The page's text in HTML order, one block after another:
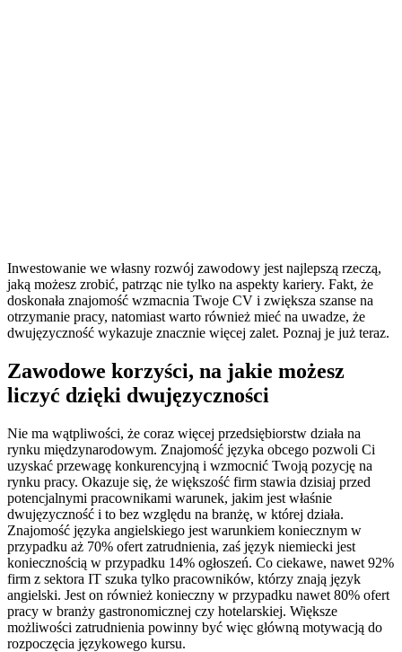
Inwestowanie we własny rozwój zawodowy jest najlepszą rzeczą,
jaką możesz zrobić, patrząc nie tylko na aspekty kariery. Fakt, że
doskonała znajomość wzmacnia Twoje CV i zwiększa szanse na
otrzymanie pracy, natomiast warto również mieć na uwadze, że
dwujęzyczność wykazuje znacznie więcej zalet. Poznaj je już teraz.
Zawodowe korzyści, na jakie możesz
liczyć dzięki dwujęzyczności
Nie ma wątpliwości, że coraz więcej przedsiębiorstw działa na
rynku międzynarodowym. Znajomość języka obcego pozwoli Ci
uzyskać przewagę konkurencyjną i wzmocnić Twoją pozycję na
rynku pracy. Okazuje się, że większość firm stawia dzisiaj przed
potencjalnymi pracownikami warunek, jakim jest właśnie
dwujęzyczność i to bez względu na branżę, w której działa.
Znajomość języka angielskiego jest warunkiem koniecznym w
przypadku aż 70% ofert zatrudnienia, zaś język niemiecki jest
koniecznością w przypadku 14% ogłoszeń. Co ciekawe, nawet 92%
firm z sektora IT szuka tylko pracowników, którzy znają język
angielski. Jest on również konieczny w przypadku nawet 80% ofert
pracy w branży gastronomicznej czy hotelarskiej. Większe
możliwości zatrudnienia powinny być więc główną motywacją do
rozpoczęcia językowego kursu.